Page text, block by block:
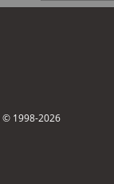
© 1998-2026